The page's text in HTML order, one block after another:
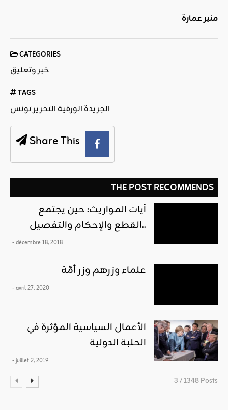
منير عمارة
CATEGORIES
خبر وتعليق
TAGS
الجريدة الورقية التحرير تونس
Share This
THE POST RECOMMENDS
آيات المواريث: حين يجتمع
القطع والإحكام والتفصيل..
- décembre 18, 2018
علماء وزرهم وزر أُمَّة
- avril 27, 2020
الأعمال السياسية المؤثرة في
الحلبة الدولية
- juillet 2, 2019
3 / 1348 Posts